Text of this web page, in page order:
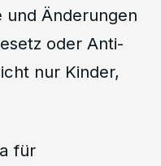
und Änderungen
oder Anti-
nur Kinder,
für